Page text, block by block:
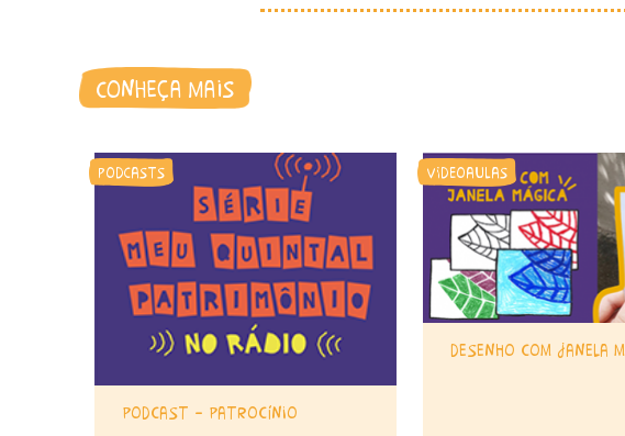
conheça mais
podcasts
podcast – patrocínio
videoaulas
desenho com janela